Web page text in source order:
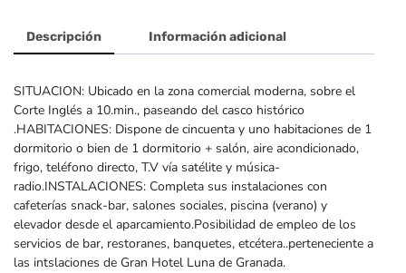
Descripción Información adicional
SITUACION: Ubicado en la zona comercial moderna, sobre el
Corte Inglés a 10.min., paseando del casco histórico
.HABITACIONES: Dispone de cincuenta y uno habitaciones de 1
dormitorio o bien de 1 dormitorio + salón, aire acondicionado,
frigo, teléfono directo, T.V vía satélite y música-
radio.INSTALACIONES: Completa sus instalaciones con
cafeterías snack-bar, salones sociales, piscina (verano) y
elevador desde el aparcamiento.Posibilidad de empleo de los
servicios de bar, restoranes, banquetes, etcétera..perteneciente a
las intslaciones de Gran Hotel Luna de Granada.